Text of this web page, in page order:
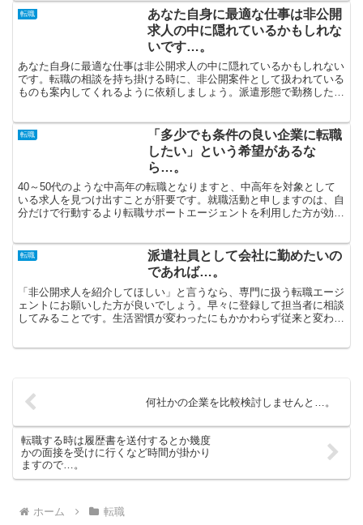
転職
あなた自身に最適な仕事は非公開
求人の中に隠れているかもしれな
いです…。
あなた自身に最適な仕事は非公開求人の中に隠れているかもしれない
です。転職の相談を持ち掛ける時に、非公開案件として扱われている
ものも案内してくれるように依頼しましょう。派遣形態で勤務したい
転職
「多少でも条件の良い企業に転職
したい」という希望があるな
ら…。
40～50代のような中高年の転職となりますと、中高年を対象として
いる求人を見つけ出すことが肝要です。就職活動と申しますのは、自
分だけで行動するより転職サポートエージェントを利用した方が効率
転職
派遣社員として会社に勤めたいの
であれば…。
「非公開求人を紹介してほしい」と言うなら、専門に扱う転職エージ
ェントにお願いした方が良いでしょう。早々に登録して担当者に相談
してみることです。生活習慣が変わったにもかかわらず従来と変わら
何社かの企業を比較検討しませんと…。
転職する時は履歴書を送付するとか幾度
かの面接を受けに行くなど時間が掛かり
ますので…。
ホーム 転職